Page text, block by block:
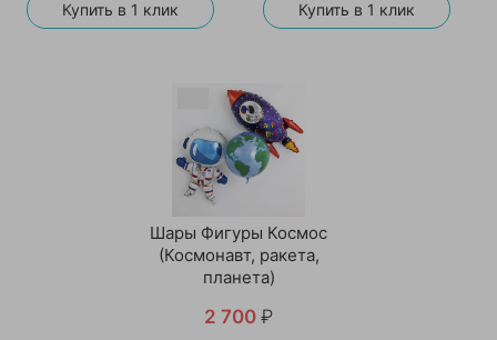
Купить в 1 клик Купить в 1 клик
Шары Фигуры Космос
(Космонавт, ракета,
планета)
2 700 ₽